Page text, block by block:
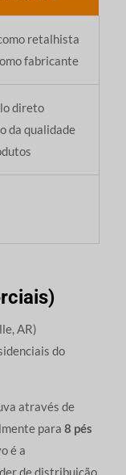
retalhista
fabricante
direto
da qualidade
AR)
do
através de
para 8 pés
é a
de distribuição